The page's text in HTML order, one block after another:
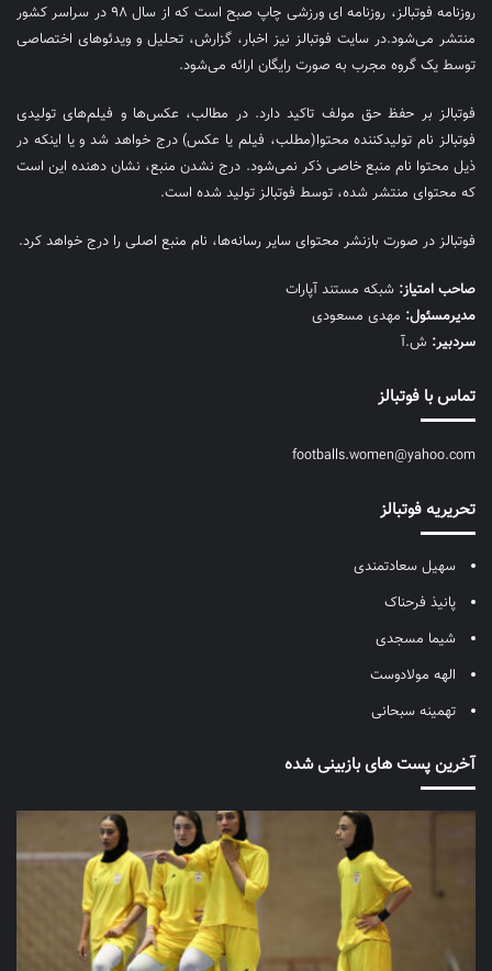
روزنامه فوتبالز، روزنامه ای ورزشی چاپ صبح است که از سال ۹۸ در سراسر کشور
منتشر می‌شود.در سایت فوتبالز نیز اخبار، گزارش، تحلیل و ویدئوهای اختصاصی
توسط یک گروه مجرب به صورت رایگان ارائه می‌شود.
فوتبالز بر حفظ حق مولف تاکید دارد. در مطالب، عکس‌ها و فیلم‌های تولیدی
فوتبالز نام تولیدکننده محتوا(مطلب، فیلم یا عکس) درج خواهد شد و یا اینکه در
ذیل محتوا نام منبع خاصی ذکر نمی‌‎شود. درج نشدن منبع، نشان دهنده این است
که محتوای منتشر شده، توسط فوتبالز تولید شده است.
فوتبالز در صورت بازنشر محتوای سایر رسانه‌ها، نام منبع اصلی را درج خواهد کرد.
صاحب امتیاز: شبکه مستند آپارات
مديرمسئول: مهدی مسعودی
سردبیر: ش.آ
تماس با فوتبالز
footballs.women@yahoo.com
تحریریه فوتبالز
سهیل سعادتمندی
پانیذ فرحناک
شیما مسجدی
الهه مولادوست
تهمینه سبحانی
آخرین پست های بازبینی شده